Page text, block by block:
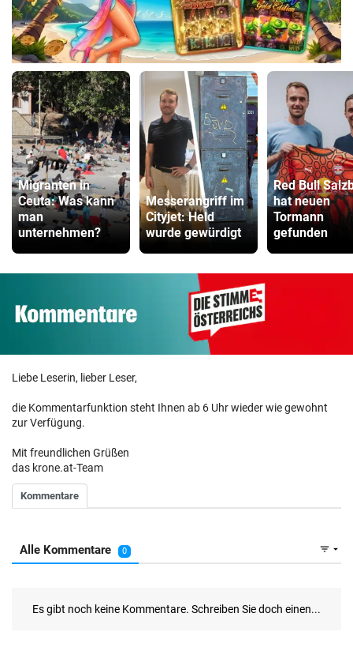
Migranten in
Ceuta: Was kann
man
unternehmen?
Messerangriff im
Cityjet: Held
wurde gewürdigt
Red Bull
hat neuen
Tormann
gefunden
Liebe Leserin, lieber Leser,
die Kommentarfunktion steht Ihnen ab 6 Uhr wieder wie gewohnt
zur Verfügung.
Mit freundlichen Grüßen
das krone.at-Team